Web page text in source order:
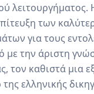
των
για τους
με την άριστη
τον καθιστά μια
ελληνικής